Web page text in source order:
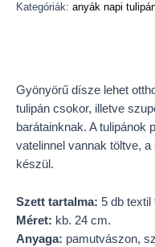
Kategóriák: anyák napi
Gyönyörű dísze lehet
tulipán csokor, illetve
barátainknak. A tulipánok
vatelinnel vannak töltve,
készül.
Szett tartalma: 5 db textil
Méret: kb. 24 cm.
Anyaga: pamutvászon,